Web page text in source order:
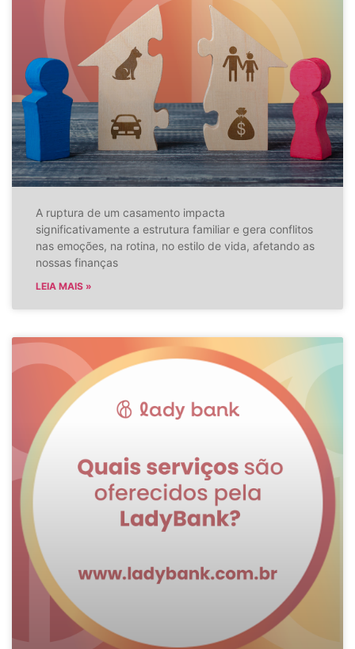
A ruptura de um casamento impacta
significativamente a estrutura familiar e gera conflitos
nas emoções, na rotina, no estilo de vida, afetando as
nossas finanças
LEIA MAIS »